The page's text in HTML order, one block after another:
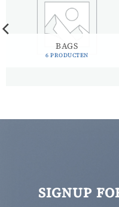
BAGS
6 PRODUCTEN
SIGNUP